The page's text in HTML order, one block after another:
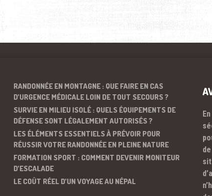
RANDONNÉE EN MONTAGNE : QUE FAIRE EN CAS
D’URGENCE MÉDICALE LOIN DE TOUT SECOURS ?
SURVIE EN MILIEU ISOLÉ : QUELS ÉQUIPEMENTS DE
DÉFENSE SONT LÉGALEMENT AUTORISÉS ?
LES ÉLÉMENTS ESSENTIELS À PRÉVOIR POUR
RÉUSSIR VOTRE RANDONNÉE EN PLEINE NATURE
FORMATION SPORT : COMMENT DEVENIR MONITEUR
D’ESCALADE
LE COÛT RÉEL D’UN VOYAGE AU NÉPAL